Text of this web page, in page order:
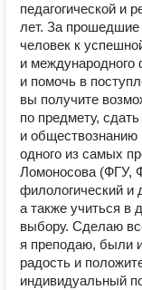
педагогической и
лет. За прошедшие
человек к
и международного
и помочь в
вы получите
по предмету,
и обществознанию
одного из самых
Ломоносова (ФГУ,
филологический
а также учиться в
выбору. Сделаю
я преподаю, были
радость и
индивидуальный